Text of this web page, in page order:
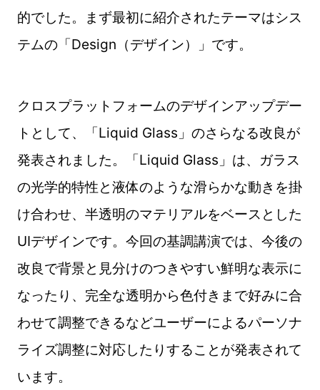
的でした。まず最初に紹介されたテーマはシス
テムの「Design（デザイン）」です。
クロスプラットフォームのデザインアップデー
トとして、「Liquid Glass」のさらなる改良が
発表されました。「Liquid Glass」は、ガラス
の光学的特性と液体のような滑らかな動きを掛
け合わせ、半透明のマテリアルをベースとした
UIデザインです。今回の基調講演では、今後の
改良で背景と見分けのつきやすい鮮明な表示に
なったり、完全な透明から色付きまで好みに合
わせて調整できるなどユーザーによるパーソナ
ライズ調整に対応したりすることが発表されて
います。